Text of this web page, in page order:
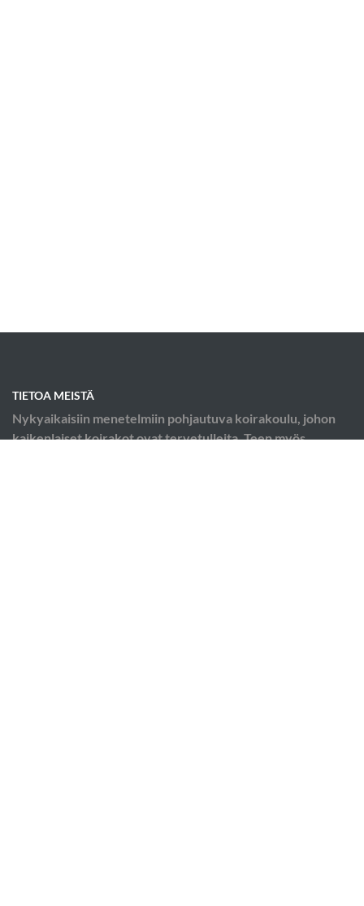
TIETOA MEISTÄ
Nykyaikaisiin menetelmiin pohjautuva koirakoulu, johon
kaikenlaiset koirakot ovat tervetulleita. Teen myös